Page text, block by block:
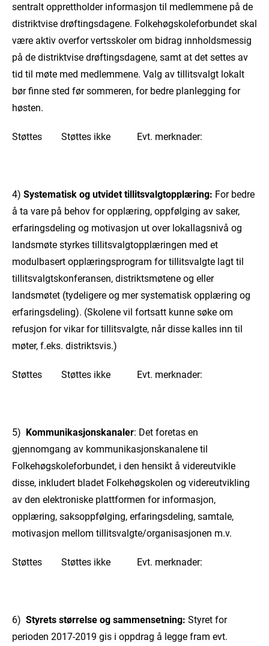
sentralt opprettholder informasjon til medlemmene på de
distriktvise drøftingsdagene. Folkehøgskoleforbundet skal
være aktiv overfor vertsskoler om bidrag innholdsmessig
på de distriktvise drøftingsdagene, samt at det settes av
tid til møte med medlemmene. Valg av tillitsvalgt lokalt
bør finne sted før sommeren, for bedre planlegging for
høsten.
Støttes Støttes ikke Evt. merknader:
4) Systematisk og utvidet tillitsvalgtopplæring: For bedre
å ta vare på behov for opplæring, oppfølging av saker,
erfaringsdeling og motivasjon ut over lokallagsnivå og
landsmøte styrkes tillitsvalgtopplæringen med et
modulbasert opplæringsprogram for tillitsvalgte lagt til
tillitsvalgtskonferansen, distriktsmøtene og eller
landsmøtet (tydeligere og mer systematisk opplæring og
erfaringsdeling). (Skolene vil fortsatt kunne søke om
refusjon for vikar for tillitsvalgte, når disse kalles inn til
møter, f.eks. distriktsvis.)
Støttes Støttes ikke Evt. merknader:
5) Kommunikasjonskanaler: Det foretas en
gjennomgang av kommunikasjonskanalene til
Folkehøgskoleforbundet, i den hensikt å videreutvikle
disse, inkludert bladet Folkehøgskolen og videreutvikling
av den elektroniske plattformen for informasjon,
opplæring, saksoppfølging, erfaringsdeling, samtale,
motivasjon mellom tillitsvalgte/organisasjonen m.v.
Støttes Støttes ikke Evt. merknader:
6) Styrets størrelse og sammensetning: Styret for
perioden 2017-2019 gis i oppdrag å legge fram evt.